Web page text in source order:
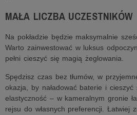
MAŁA LICZBA UCZESTNIKÓW
Na pokładzie będzie maksymalnie
Warto zainwestować w luksus
pełni cieszyć się magią żeglowania.
Spędzisz czas bez tłumów, w
okazja, by naładować baterie i cieszyć
elastyczność – w kameralnym gronie
rejsu do własnych preferencji. Łatwiej